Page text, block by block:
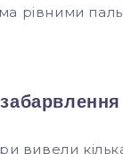
рівними
вивели